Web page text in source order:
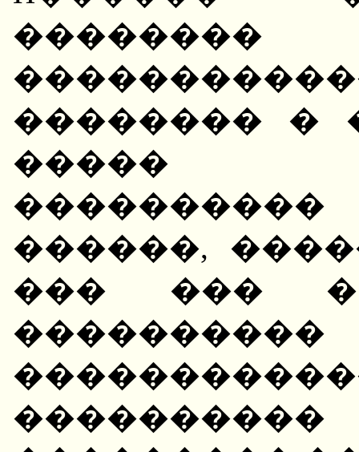
�������� �
�����
������,
��� ��� �